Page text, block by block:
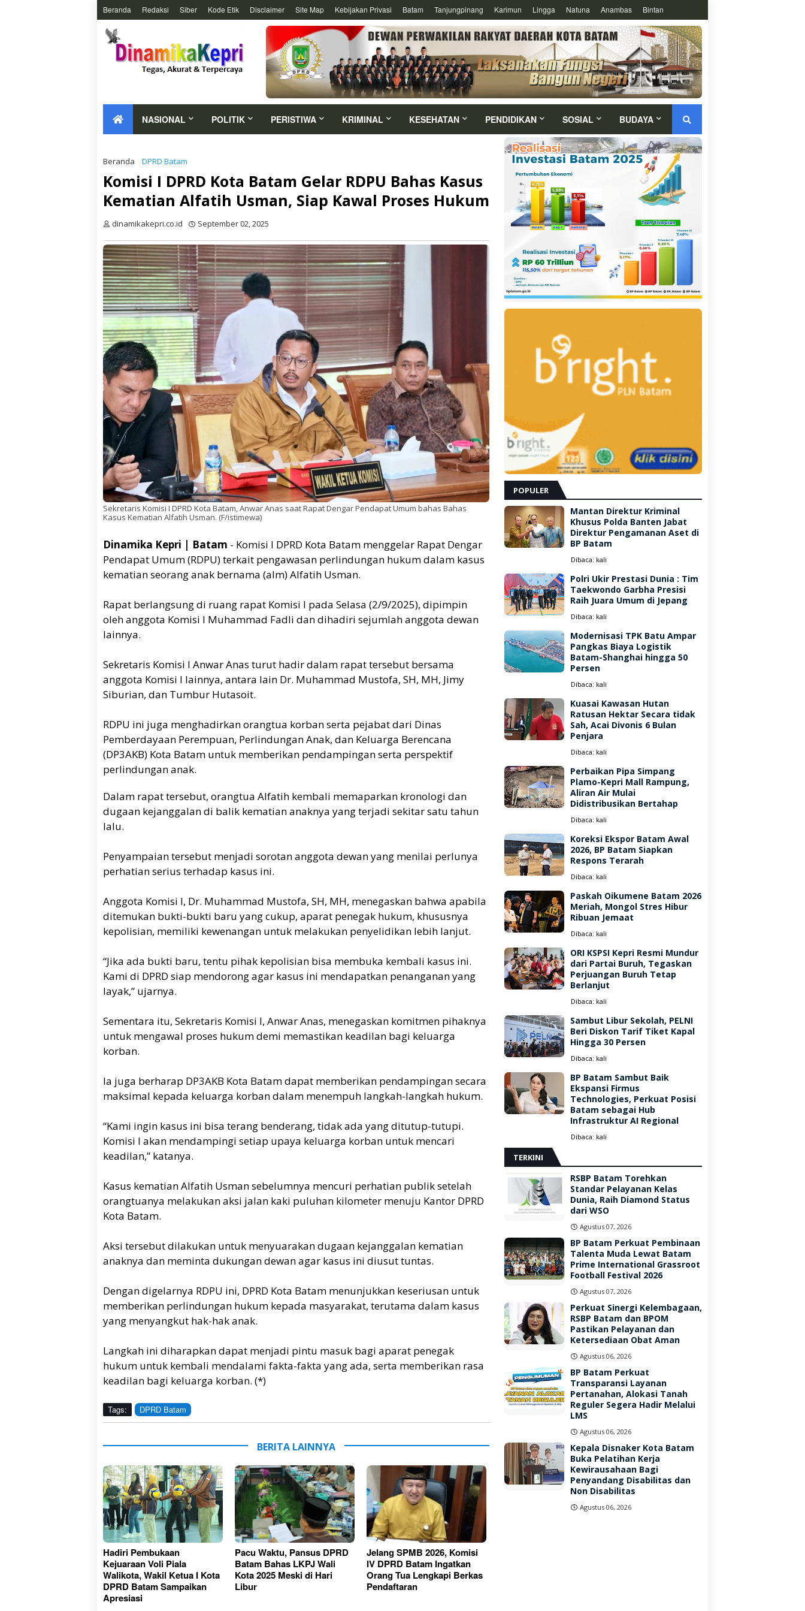
Beranda Redaksi Siber Kode Etik Disclaimer Site Map Kebijakan Privasi Batam Tanjungpinang Karimun Lingga Natuna Anambas Bintan
NASIONAL POLITIK PERISTIWA KRIMINAL KESEHATAN PENDIDIKAN SOSIAL BUDAYA
Beranda DPRD Batam
Komisi I DPRD Kota Batam Gelar RDPU Bahas Kasus
Kematian Alfatih Usman, Siap Kawal Proses Hukum
dinamikakepri.co.id September 02, 2025
Sekretaris Komisi I DPRD Kota Batam, Anwar Anas saat Rapat Dengar Pendapat Umum bahas Bahas
Kasus Kematian Alfatih Usman. (F/istimewa)
Dinamika Kepri | Batam - Komisi I DPRD Kota Batam menggelar Rapat Dengar
Pendapat Umum (RDPU) terkait pengawasan perlindungan hukum dalam kasus
kematian seorang anak bernama (alm) Alfatih Usman.
Rapat berlangsung di ruang rapat Komisi I pada Selasa (2/9/2025), dipimpin
oleh anggota Komisi I Muhammad Fadli dan dihadiri sejumlah anggota dewan
lainnya.
Sekretaris Komisi I Anwar Anas turut hadir dalam rapat tersebut bersama
anggota Komisi I lainnya, antara lain Dr. Muhammad Mustofa, SH, MH, Jimy
Siburian, dan Tumbur Hutasoit.
RDPU ini juga menghadirkan orangtua korban serta pejabat dari Dinas
Pemberdayaan Perempuan, Perlindungan Anak, dan Keluarga Berencana
(DP3AKB) Kota Batam untuk memberikan pendampingan serta perspektif
perlindungan anak.
Dalam rapat tersebut, orangtua Alfatih kembali memaparkan kronologi dan
dugaan kejanggalan di balik kematian anaknya yang terjadi sekitar satu tahun
lalu.
Penyampaian tersebut menjadi sorotan anggota dewan yang menilai perlunya
perhatian serius terhadap kasus ini.
Anggota Komisi I, Dr. Muhammad Mustofa, SH, MH, menegaskan bahwa apabila
ditemukan bukti-bukti baru yang cukup, aparat penegak hukum, khususnya
kepolisian, memiliki kewenangan untuk melakukan penyelidikan lebih lanjut.
“Jika ada bukti baru, tentu pihak kepolisian bisa membuka kembali kasus ini.
Kami di DPRD siap mendorong agar kasus ini mendapatkan penanganan yang
layak,” ujarnya.
Sementara itu, Sekretaris Komisi I, Anwar Anas, menegaskan komitmen pihaknya
untuk mengawal proses hukum demi memastikan keadilan bagi keluarga
korban.
Ia juga berharap DP3AKB Kota Batam dapat memberikan pendampingan secara
maksimal kepada keluarga korban dalam menempuh langkah-langkah hukum.
“Kami ingin kasus ini bisa terang benderang, tidak ada yang ditutup-tutupi.
Komisi I akan mendampingi setiap upaya keluarga korban untuk mencari
keadilan,” katanya.
Kasus kematian Alfatih Usman sebelumnya mencuri perhatian publik setelah
orangtuanya melakukan aksi jalan kaki puluhan kilometer menuju Kantor DPRD
Kota Batam.
Aksi tersebut dilakukan untuk menyuarakan dugaan kejanggalan kematian
anaknya dan meminta dukungan dewan agar kasus ini diusut tuntas.
Dengan digelarnya RDPU ini, DPRD Kota Batam menunjukkan keseriusan untuk
memberikan perlindungan hukum kepada masyarakat, terutama dalam kasus
yang menyangkut hak-hak anak.
Langkah ini diharapkan dapat menjadi pintu masuk bagi aparat penegak
hukum untuk kembali mendalami fakta-fakta yang ada, serta memberikan rasa
keadilan bagi keluarga korban. (*)
Tags: DPRD Batam
BERITA LAINNYA
Hadiri Pembukaan
Kejuaraan Voli Piala
Walikota, Wakil Ketua I Kota
DPRD Batam Sampaikan
Apresiasi
Pacu Waktu, Pansus DPRD
Batam Bahas LKPJ Wali
Kota 2025 Meski di Hari
Libur
Jelang SPMB 2026, Komisi
IV DPRD Batam Ingatkan
Orang Tua Lengkapi Berkas
Pendaftaran
POPULER
Mantan Direktur Kriminal
Khusus Polda Banten Jabat
Direktur Pengamanan Aset di
BP Batam
Dibaca: kali
Polri Ukir Prestasi Dunia : Tim
Taekwondo Garbha Presisi
Raih Juara Umum di Jepang
Dibaca: kali
Modernisasi TPK Batu Ampar
Pangkas Biaya Logistik
Batam-Shanghai hingga 50
Persen
Dibaca: kali
Kuasai Kawasan Hutan
Ratusan Hektar Secara tidak
Sah, Acai Divonis 6 Bulan
Penjara
Dibaca: kali
Perbaikan Pipa Simpang
Plamo-Kepri Mall Rampung,
Aliran Air Mulai
Didistribusikan Bertahap
Dibaca: kali
Koreksi Ekspor Batam Awal
2026, BP Batam Siapkan
Respons Terarah
Dibaca: kali
Paskah Oikumene Batam 2026
Meriah, Mongol Stres Hibur
Ribuan Jemaat
Dibaca: kali
ORI KSPSI Kepri Resmi Mundur
dari Partai Buruh, Tegaskan
Perjuangan Buruh Tetap
Berlanjut
Dibaca: kali
Sambut Libur Sekolah, PELNI
Beri Diskon Tarif Tiket Kapal
Hingga 30 Persen
Dibaca: kali
BP Batam Sambut Baik
Ekspansi Firmus
Technologies, Perkuat Posisi
Batam sebagai Hub
Infrastruktur AI Regional
Dibaca: kali
TERKINI
RSBP Batam Torehkan
Standar Pelayanan Kelas
Dunia, Raih Diamond Status
dari WSO
Agustus 07, 2026
BP Batam Perkuat Pembinaan
Talenta Muda Lewat Batam
Prime International Grassroot
Football Festival 2026
Agustus 07, 2026
Perkuat Sinergi Kelembagaan,
RSBP Batam dan BPOM
Pastikan Pelayanan dan
Ketersediaan Obat Aman
Agustus 06, 2026
BP Batam Perkuat
Transparansi Layanan
Pertanahan, Alokasi Tanah
Reguler Segera Hadir Melalui
LMS
Agustus 06, 2026
Kepala Disnaker Kota Batam
Buka Pelatihan Kerja
Kewirausahaan Bagi
Penyandang Disabilitas dan
Non Disabilitas
Agustus 06, 2026